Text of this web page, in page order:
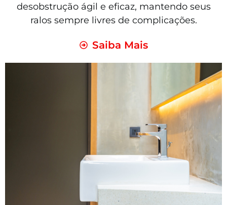
desobstrução ágil e eficaz, mantendo seus
ralos sempre livres de complicações.
Saiba Mais